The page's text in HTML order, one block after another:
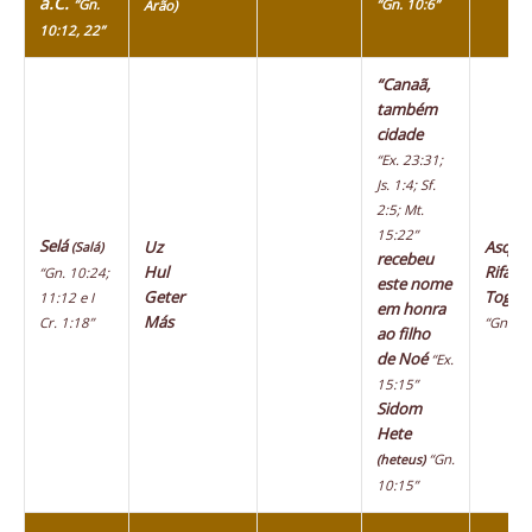
“Gn.
10:12, 22”
Arão)
“Gn. 10:6”
Selá(Salá)
“Gn. 10:24;
11:12 e I
Cr. 1:18”
Uz
Hul
Geter
Más
“Canaã,
também
cidade
“Ex. 23:31;
Js. 1:4; Sf.
2:5; Mt.
15:22”
recebeu
este nome
em honra
ao filho
de Noé“Ex.
15:15”
Sidom
Hete
(heteus) “Gn.
10:15”
Rifate
“Gn.